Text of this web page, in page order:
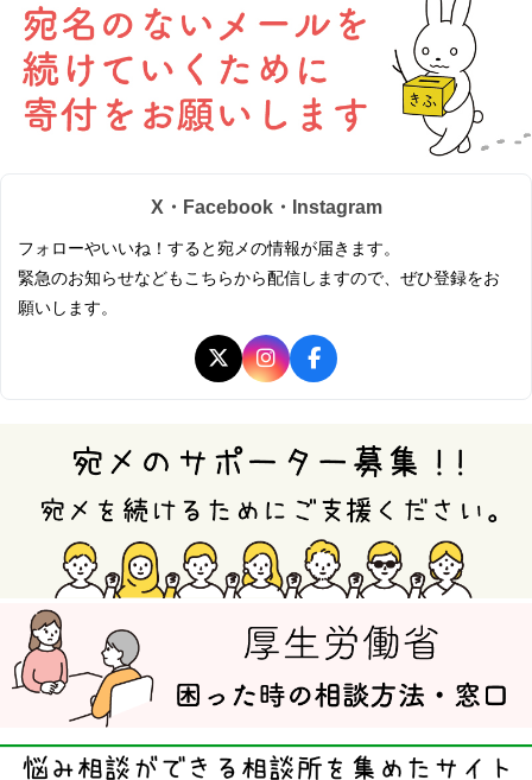
X・Facebook・Instagram
フォローやいいね！すると宛メの情報が届きます。
緊急のお知らせなどもこちらから配信しますので、ぜひ登録をお
願いします。